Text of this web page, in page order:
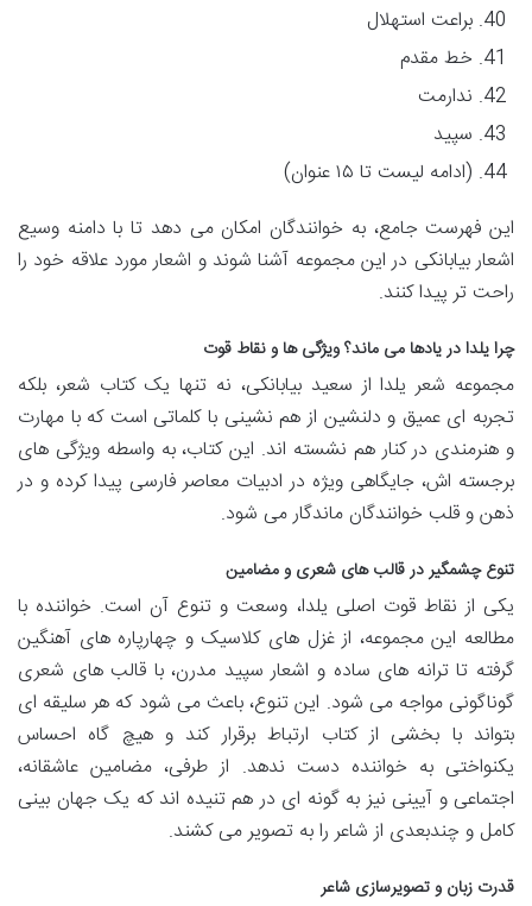
براعت استهلال
خط مقدم
ندارمت
سپید
(ادامه لیست تا ۱۵ عنوان)
این فهرست جامع، به خوانندگان امکان می دهد تا با دامنه وسیع
اشعار بیابانکی در این مجموعه آشنا شوند و اشعار مورد علاقه خود را
راحت تر پیدا کنند.
چرا یلدا در یادها می ماند؟ ویژگی ها و نقاط قوت
مجموعه شعر یلدا از سعید بیابانکی، نه تنها یک کتاب شعر، بلکه
تجربه ای عمیق و دلنشین از هم نشینی با کلماتی است که با مهارت
و هنرمندی در کنار هم نشسته اند. این کتاب، به واسطه ویژگی های
برجسته اش، جایگاهی ویژه در ادبیات معاصر فارسی پیدا کرده و در
ذهن و قلب خوانندگان ماندگار می شود.
تنوع چشمگیر در قالب های شعری و مضامین
یکی از نقاط قوت اصلی یلدا، وسعت و تنوع آن است. خواننده با
مطالعه این مجموعه، از غزل های کلاسیک و چهارپاره های آهنگین
گرفته تا ترانه های ساده و اشعار سپید مدرن، با قالب های شعری
گوناگونی مواجه می شود. این تنوع، باعث می شود که هر سلیقه ای
بتواند با بخشی از کتاب ارتباط برقرار کند و هیچ گاه احساس
یکنواختی به خواننده دست ندهد. از طرفی، مضامین عاشقانه،
اجتماعی و آیینی نیز به گونه ای در هم تنیده اند که یک جهان بینی
کامل و چندبعدی از شاعر را به تصویر می کشند.
قدرت زبان و تصویرسازی شاعر